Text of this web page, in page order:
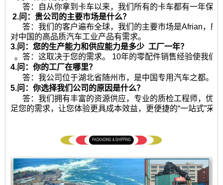
答：自从你拿到卡车以来，我们所有的卡车都有一年保修
2.问：贵公司的主要市场是什么？
答：我们的客户遍布全球，我们的主要市场是Afrian，所
对中国的高品质汽车工业产品有需求。
3.问：您的生产能力和供应能力是多少 工厂一年？
。答：这取决于您的需求。 10年的零配件销售经验使我们
4.问：你的工厂在哪里？
答：我公司位于湖北省随州市，是中国专用汽车之都。
5.问：你选择我们公司的原因是什么？
答：我们拥有丰富的资源供应，专业的质检工程师，优
足您的需求，让您体验更具成本效益，更便捷的“一站式”采